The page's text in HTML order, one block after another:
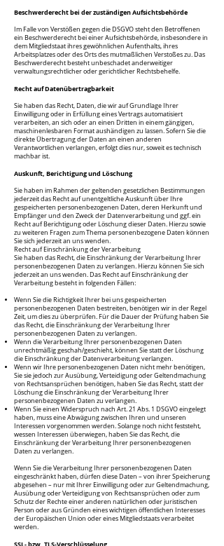
Beschwerderecht bei der zuständigen Aufsichtsbehörde
Im Falle von Verstößen gegen die DSGVO steht den Betroffenen
ein Beschwerderecht bei einer Aufsichtsbehörde, insbesondere in
dem Mitgliedstaat ihres gewöhnlichen Aufenthalts, ihres
Arbeitsplatzes oder des Orts des mutmaßlichen Verstoßes zu. Das
Beschwerderecht besteht unbeschadet anderweitiger
verwaltungsrechtlicher oder gerichtlicher Rechtsbehelfe.
Recht auf Datenübertragbarkeit
Sie haben das Recht, Daten, die wir auf Grundlage Ihrer
Einwilligung oder in Erfüllung eines Vertrags automatisiert
verarbeiten, an sich oder an einen Dritten in einem gängigen,
maschinenlesbaren Format aushändigen zu lassen. Sofern Sie die
direkte Übertragung der Daten an einen anderen
Verantwortlichen verlangen, erfolgt dies nur, soweit es technisch
machbar ist.
Auskunft, Berichtigung und Löschung
Sie haben im Rahmen der geltenden gesetzlichen Bestimmungen
jederzeit das Recht auf unentgeltliche Auskunft über Ihre
gespeicherten personenbezogenen Daten, deren Herkunft und
Empfänger und den Zweck der Datenverarbeitung und ggf. ein
Recht auf Berichtigung oder Löschung dieser Daten. Hierzu sowie
zu weiteren Fragen zum Thema personenbezogene Daten können
Sie sich jederzeit an uns wenden.
Recht auf Einschränkung der Verarbeitung
Sie haben das Recht, die Einschränkung der Verarbeitung Ihrer
personenbezogenen Daten zu verlangen. Hierzu können Sie sich
jederzeit an uns wenden. Das Recht auf Einschränkung der
Verarbeitung besteht in folgenden Fällen:
Wenn Sie die Richtigkeit Ihrer bei uns gespeicherten
personenbezogenen Daten bestreiten, benötigen wir in der Regel
Zeit, um dies zu überprüfen. Für die Dauer der Prüfung haben Sie
das Recht, die Einschränkung der Verarbeitung Ihrer
personenbezogenen Daten zu verlangen.
Wenn die Verarbeitung Ihrer personenbezogenen Daten
unrechtmäßig geschah/geschieht, können Sie statt der Löschung
die Einschränkung der Datenverarbeitung verlangen.
Wenn wir Ihre personenbezogenen Daten nicht mehr benötigen,
Sie sie jedoch zur Ausübung, Verteidigung oder Geltendmachung
von Rechtsansprüchen benötigen, haben Sie das Recht, statt der
Löschung die Einschränkung der Verarbeitung Ihrer
personenbezogenen Daten zu verlangen.
Wenn Sie einen Widerspruch nach Art. 21 Abs. 1 DSGVO eingelegt
haben, muss eine Abwägung zwischen Ihren und unseren
Interessen vorgenommen werden. Solange noch nicht feststeht,
wessen Interessen überwiegen, haben Sie das Recht, die
Einschränkung der Verarbeitung Ihrer personenbezogenen
Daten zu verlangen.
Wenn Sie die Verarbeitung Ihrer personenbezogenen Daten
eingeschränkt haben, dürfen diese Daten – von ihrer Speicherung
abgesehen – nur mit Ihrer Einwilligung oder zur Geltendmachung,
Ausübung oder Verteidigung von Rechtsansprüchen oder zum
Schutz der Rechte einer anderen natürlichen oder juristischen
Person oder aus Gründen eines wichtigen öffentlichen Interesses
der Europäischen Union oder eines Mitgliedstaats verarbeitet
werden.